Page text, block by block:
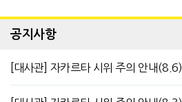
공지사항
[대사관] 자카르타 시위 주의 안내(8.6)